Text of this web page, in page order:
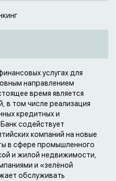
услугах для
направлением
время является
в том числе реализация
кредитных и
содействует
компаний на новые
в сфере промышленного
и жилой недвижимости,
и «зелёной
обслуживать